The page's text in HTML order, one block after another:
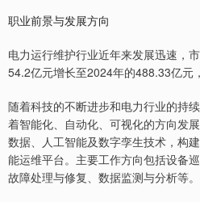
职业前景与发展方向
电力运行维护行业近年来发展迅速，
54.2亿元增长至2024年的488.33亿元
随着科技的不断进步和电力行业的持
着智能化、自动化、可视化的方向发
数据、人工智能及数字孪生技术，构
能运维平台。主要工作方向包括设备
故障处理与修复、数据监测与分析等。